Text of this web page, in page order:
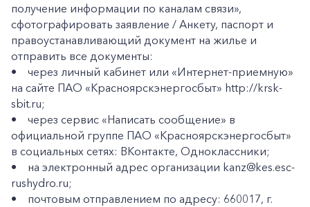
получение информации по каналам связи»,
сфотографировать заявление / Анкету, паспорт и
правоустанавливающий документ на жилье и
отправить все документы:
• через личный кабинет или «Интернет-приемную»
на сайте ПАО «Красноярскэнергосбыт» http://krsk-
sbit.ru;
• через сервис «Написать сообщение» в
официальной группе ПАО «Красноярскэнергосбыт»
в социальных сетях: ВКонтакте, Одноклассники;
• на электронный адрес организации kanz@kes.esc-
rushydro.ru;
• почтовым отправлением по адресу: 660017, г.